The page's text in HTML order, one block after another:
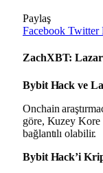
Paylaş
Facebook Twitter
ZachXBT:
Bybit Hack ve
Onchain
göre, Kuzey Kore
bağlantılı olabilir.
Bybit Hack’i